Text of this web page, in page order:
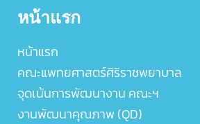
หน้าแรก
หน้าแรก
คณะแพทยศาสตร์ศิริราชพยาบาล
จุดเน้นการพัฒนางาน คณะฯ
งานพัฒนาคุณภาพ (QD)